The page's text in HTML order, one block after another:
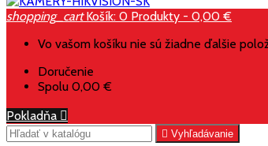
shopping_cart Košík: 0 Produkty - 0,00 €
Vo vašom košíku nie sú žiadne ďalšie
Doručenie
Spolu 0,00 €
Pokladňa 
 Vyhľadávanie